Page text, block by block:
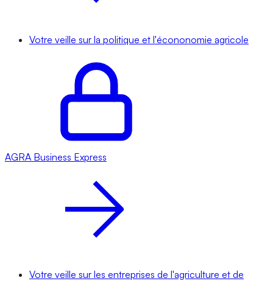
Votre veille sur la politique et l'écononomie agricole
AGRA Business Express
Votre veille sur les entreprises de l'agriculture et de